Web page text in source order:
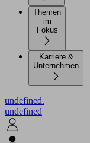
Themen
im
Karriere &
Unternehmen
undefined.
undefined